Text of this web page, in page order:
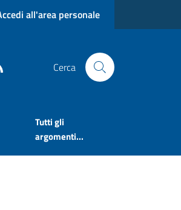
all'area personale
Cerca
Tutti gli
argomenti...